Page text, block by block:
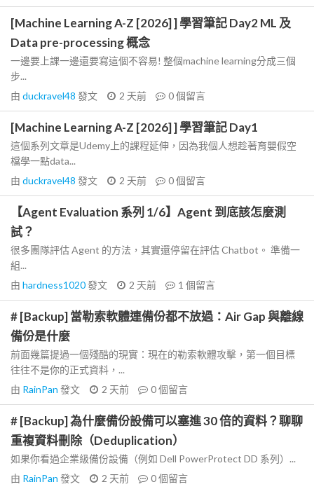
[Machine Learning A-Z [2026] ] 學習筆記 Day2 ML 及
Data pre-processing 概念
一邊要上課一邊還要寫這個不容易! 整個machine learning分成三個
步...
由 duckravel48 發文 2 天前 0個留言
[Machine Learning A-Z [2026] ] 學習筆記 Day1
這個系列文章是Udemy上的課程延伸，因為我個人想趁著育嬰假空
檔學一點data...
由 duckravel48 發文 2 天前 0個留言
【Agent Evaluation 系列 1/6】Agent 到底該怎麼測
試？
很多團隊評估 Agent 的方法，其實還停留在評估 Chatbot。 準備一
組...
由 hardness1020發文 2 天前 1 個留言
# [Backup] 當勒索軟體連備份都不放過：Air Gap 與離線
備份是什麼
前面幾篇提過一個殘酷的現實：現在的勒索軟體攻擊，第一個目標
往往不是你的正式資料，...
由 RainPan 發文 2 天前 0個留言
# [Backup] 為什麼備份設備可以塞進 30 倍的資料？聊聊
重複資料刪除（Deduplication）
如果你看過企業級備份設備（例如 Dell PowerProtect DD 系列）...
由 RainPan 發文 2 天前 0個留言